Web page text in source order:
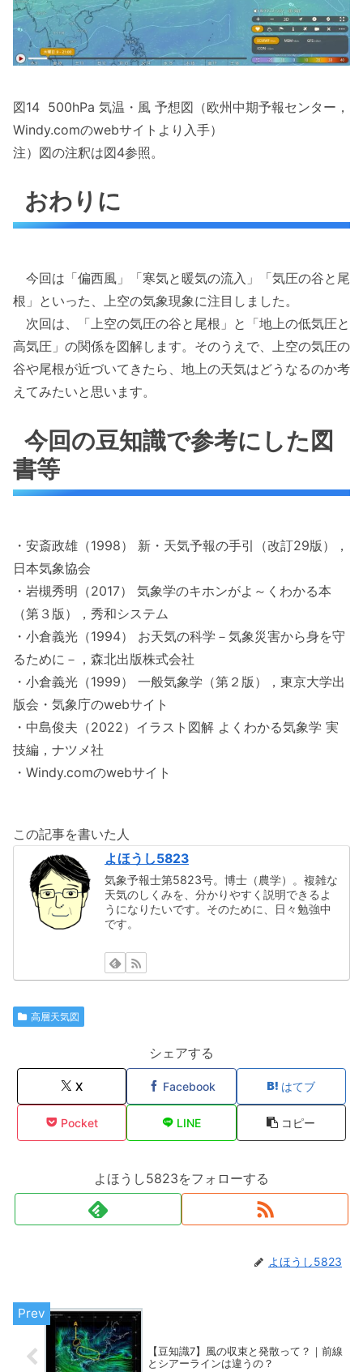
図14 500hPa 気温・風 予想図（欧州中期予報センター，
Windy.comのwebサイトより入手）
注）図の注釈は図4参照。
おわりに
今回は「偏西風」「寒気と暖気の流入」「気圧の谷と尾
根」といった、上空の気象現象に注目しました。
次回は、「上空の気圧の谷と尾根」と「地上の低気圧と
高気圧」の関係を図解します。そのうえで、上空の気圧の
谷や尾根が近づいてきたら、地上の天気はどうなるのか考
えてみたいと思います。
今回の豆知識で参考にした図
書等
・安斎政雄（1998） 新・天気予報の手引（改訂29版），
日本気象協会
・岩槻秀明（2017） 気象学のキホンがよ～くわかる本
（第３版），秀和システム
・小倉義光（1994） お天気の科学－気象災害から身を守
るために－，森北出版株式会社
・小倉義光（1999） 一般気象学（第２版），東京大学出
版会・気象庁のwebサイト
・中島俊夫（2022）イラスト図解 よくわかる気象学 実
技編，ナツメ社
・Windy.comのwebサイト
この記事を書いた人
よほうし5823
気象予報士第5823号。博士（農学）。複雑な
天気のしくみを、分かりやすく説明できるよ
うになりたいです。そのために、日々勉強中
です。
高層天気図
シェアする
X Facebook はてブ
Pocket LINE コピー
よほうし5823をフォローする
よほうし5823
【豆知識7】風の収束と発散って？｜前線
とシアーラインは違うの？